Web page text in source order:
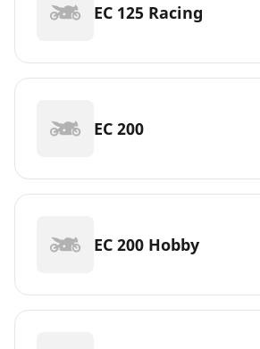
EC 125 Racing
EC 200
EC 200 Hobby